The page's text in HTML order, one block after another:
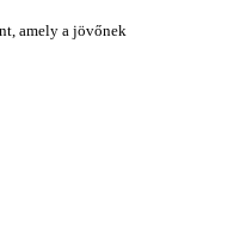
amely a jövőnek